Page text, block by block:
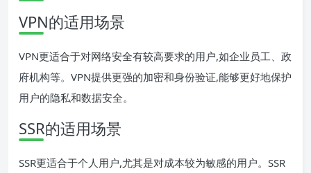
VPN的适用场景
VPN更适合于对网络安全有较高要求的用户,如企业员工、政
府机构等。VPN提供更强的加密和身份验证,能够更好地保护
用户的隐私和数据安全。
SSR的适用场景
SSR更适合于个人用户,尤其是对成本较为敏感的用户。SSR